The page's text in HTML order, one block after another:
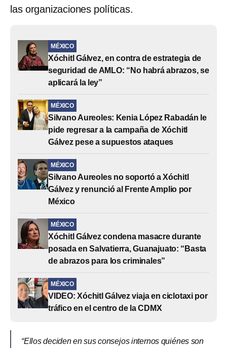
las organizaciones políticas.
MÉXICO
Xóchitl Gálvez, en contra de estrategia de
seguridad de AMLO: “No habrá abrazos, se
aplicará la ley”
MÉXICO
Silvano Aureoles: Kenia López Rabadán le
pide regresar a la campaña de Xóchitl
Gálvez pese a supuestos ataques
MÉXICO
Silvano Aureoles no soportó a Xóchitl
Gálvez y renunció al Frente Amplio por
México
MÉXICO
Xóchitl Gálvez condena masacre durante
posada en Salvatierra, Guanajuato: “Basta
de abrazos para los criminales”
MÉXICO
VIDEO: Xóchitl Gálvez viaja en ciclotaxi por
tráfico en el centro de la CDMX
“Ellos deciden en sus consejos internos quiénes son